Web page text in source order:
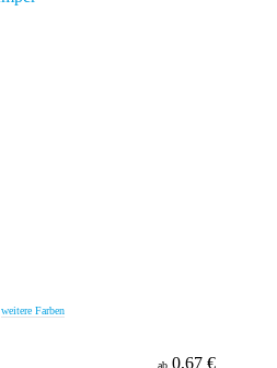
weitere Farben
ab 0,67 €